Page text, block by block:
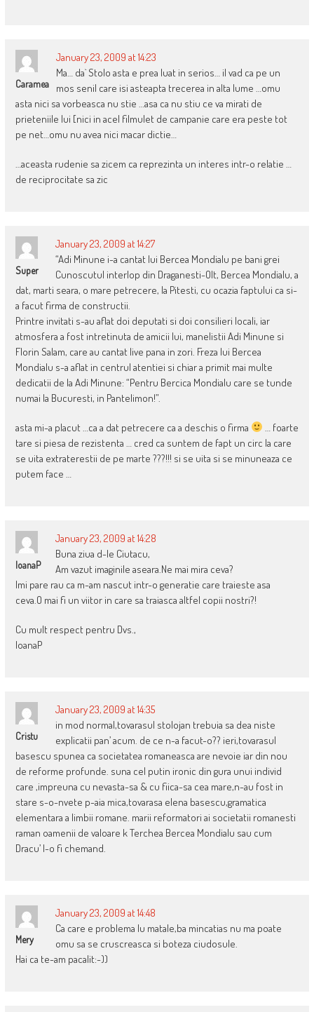
Caramea
January 23, 2009 at 14:23
Ma… da` Stolo asta e prea luat in serios… il vad ca pe un
mos senil care isi asteapta trecerea in alta lume …omu
asta nici sa vorbeasca nu stie …asa ca nu stiu ce va mirati de
prieteniile lui [nici in acel filmulet de campanie care era peste tot
pe net…omu nu avea nici macar dictie…
…aceasta rudenie sa zicem ca reprezinta un interes intr-o relatie …
de reciprocitate sa zic
Super
January 23, 2009 at 14:27
“Adi Minune i-a cantat lui Bercea Mondialu pe bani grei
Cunoscutul interlop din Draganesti-Olt, Bercea Mondialu, a
dat, marti seara, o mare petrecere, la Pitesti, cu ocazia faptului ca si-
a facut firma de constructii.
Printre invitati s-au aflat doi deputati si doi consilieri locali, iar
atmosfera a fost intretinuta de amicii lui, manelistii Adi Minune si
Florin Salam, care au cantat live pana in zori. Freza lui Bercea
Mondialu s-a aflat in centrul atentiei si chiar a primit mai multe
dedicatii de la Adi Minune: “Pentru Bercica Mondialu care se tunde
numai la Bucuresti, in Pantelimon!”.
asta mi-a placut …ca a dat petrecere ca a deschis o firma
… foarte
tare si piesa de rezistenta … cred ca suntem de fapt un circ la care
se uita extraterestii de pe marte ???!!! si se uita si se minuneaza ce
putem face …
IoanaP
January 23, 2009 at 14:28
Buna ziua d-le Ciutacu,
Am vazut imaginile aseara.Ne mai mira ceva?
Imi pare rau ca m-am nascut intr-o generatie care traieste asa
ceva.O mai fi un viitor in care sa traiasca altfel copii nostri?!
Cu mult respect pentru Dvs.,
IoanaP
Cristu
January 23, 2009 at 14:35
in mod normal,tovarasul stolojan trebuia sa dea niste
explicatii pan’ acum. de ce n-a facut-o?? ieri,tovarasul
basescu spunea ca societatea romaneasca are nevoie iar din nou
de reforme profunde. suna cel putin ironic din gura unui individ
care ,impreuna cu nevasta-sa & cu fiica-sa cea mare,n-au fost in
stare s-o-nvete p-aia mica,tovarasa elena basescu,gramatica
elementara a limbii romane. marii reformatori ai societatii romanesti
raman oamenii de valoare k Terchea Bercea Mondialu sau cum
Dracu’ l-o fi chemand.
Mery
January 23, 2009 at 14:48
Ca care e problema lu matale,ba mincatias nu ma poate
omu sa se cruscreasca si boteza ciudosule.
Hai ca te-am pacalit:-))